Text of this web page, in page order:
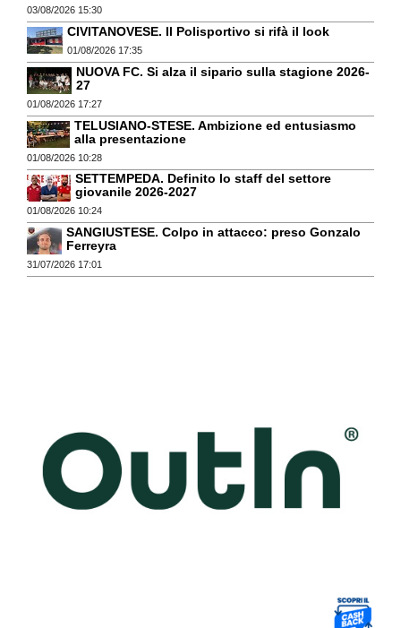
03/08/2026 15:30
CIVITANOVESE. Il Polisportivo si rifà il look
01/08/2026 17:35
NUOVA FC. Si alza il sipario sulla stagione 2026-
27
01/08/2026 17:27
TELUSIANO-STESE. Ambizione ed entusiasmo
alla presentazione
01/08/2026 10:28
SETTEMPEDA. Definito lo staff del settore
giovanile 2026-2027
01/08/2026 10:24
SANGIUSTESE. Colpo in attacco: preso Gonzalo
Ferreyra
31/07/2026 17:01